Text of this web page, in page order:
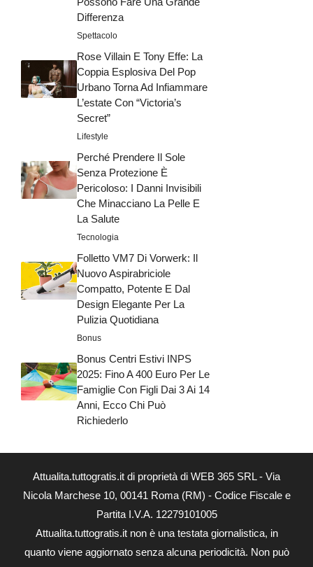
Differenza
Spettacolo
Rose Villain E Tony Effe: La
Coppia Esplosiva Del Pop
Urbano Torna Ad Infiammare
L’estate Con “Victoria’s
Secret”
Lifestyle
Perché Prendere Il Sole
Senza Protezione È
Pericoloso: I Danni Invisibili
Che Minacciano La Pelle E
La Salute
Tecnologia
Folletto VM7 Di Vorwerk: Il
Nuovo Aspirabriciole
Compatto, Potente E Dal
Design Elegante Per La
Pulizia Quotidiana
Bonus
Bonus Centri Estivi INPS
2025: Fino A 400 Euro Per Le
Famiglie Con Figli Dai 3 Ai 14
Anni, Ecco Chi Può
Richiederlo
Attualita.tuttogratis.it di proprietà di WEB 365 SRL - Via
Nicola Marchese 10, 00141 Roma (RM) - Codice Fiscale e
Partita I.V.A. 12279101005
Attualita.tuttogratis.it non è una testata giornalistica, in
quanto viene aggiornato senza alcuna periodicità. Non può